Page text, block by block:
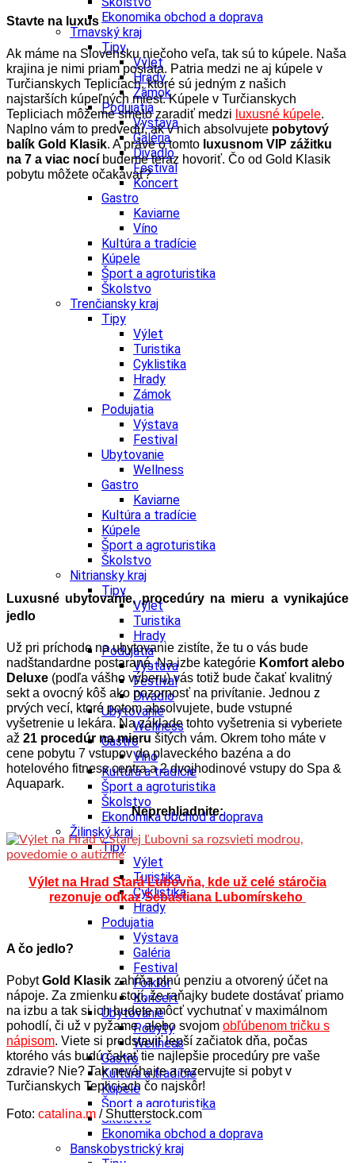
Ekonomika obchod a doprava
Trnavský kraj
Tipy
Výlet
Hrady
Zámok
Podujatia
Výstava
Galéria
Divadlo
Festival
Koncert
Gastro
Kaviarne
Víno
Kultúra a tradície
Kúpele
Šport a agroturistika
Školstvo
Trenčiansky kraj
Tipy
Výlet
Turistika
Cyklistika
Hrady
Zámok
Podujatia
Výstava
Festival
Ubytovanie
Wellness
Gastro
Kaviarne
Kultúra a tradície
Kúpele
Šport a agroturistika
Školstvo
Nitriansky kraj
Tipy
Výlet
Turistika
Hrady
Podujatia
Výstava
Festival
Divadlo
Ubytovanie
Wellness
Gastro
Víno
Kultúra a tradície
Šport a agroturistika
Školstvo
Ekonomika obchod a doprava
Žilinský kraj
Tipy
Výlet
Turistika
Cyklistika
Hrady
Podujatia
Výstava
Galéria
Festival
Folklór
Koncert
Ubytovanie
Pobyty
Wellness
Gastro
Kultúra a tradície
Kúpele
Šport a agroturistika
Školstvo
Ekonomika obchod a doprava
Banskobystrický kraj
Tipy
Stavte na luxus
Ak máme na Slovensku niečoho veľa, tak sú to kúpele. Naša
krajina je nimi priam posiata. Patria medzi ne aj kúpele v
Turčianskych Tepliciach, ktoré sú jedným z našich
najstarších kúpeľných miest.Kúpele v Turčianskych
Tepliciach môžeme smelo zaradiť medzi luxusné kúpele.
Naplno vám to predvedú, ak v nich absolvujete pobytový
balík Gold Klasik. A práve o tomto luxusnom VIP zážitku
na 7 a viac nocí budeme teraz hovoriť. Čo od Gold Klasik
pobytu môžete očakávať?
Luxusné ubytovanie, procedúry na mieru a vynikajúce
jedlo
Už pri príchode na ubytovanie zistíte, že tu o vás bude
nadštandardne postarané. Na izbe kategórie Komfort alebo
Deluxe (podľa vášho výberu) vás totiž bude čakať kvalitný
sekt a ovocný kôš ako pozornosť na privítanie. Jednou z
prvých vecí, ktoré potom absolvujete, bude vstupné
vyšetrenie u lekára. Na základe tohto vyšetrenia si vyberiete
až 21 procedúr na mieru šitých vám. Okrem toho máte v
cene pobytu 7 vstupov do plaveckého bazéna a do
hotelového fitness centra a 2 dvojhodinové vstupy do Spa &
Aquapark.
Neprehliadnite:
Výlet na Hrad Stará Ľubovňa, kde už celé stáročia
rezonuje odkaz Sebastiana Lubomírskeho
A čo jedlo?
PobytGold Klasik zahŕňa plnú penziu a otvorený účet na
nápoje. Za zmienku stojí, že raňajky budete dostávať priamo
na izbu a tak si ich budete môcť vychutnať v maximálnom
pohodlí, či už v pyžame, alebo svojom obľúbenom tričku s
nápisom. Viete si predstaviť lepší začiatok dňa, počas
ktorého vás budú čakať tie najlepšie procedúry pre vaše
zdravie? Nie? Tak neváhajte a rezervujte si pobyt v
Turčianskych Tepliciach čo najskôr!
Foto: catalina.m / Shutterstock.com